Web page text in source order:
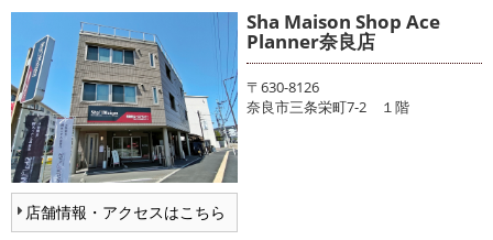
店舗情報・アクセスはこちら
Sha Maison Shop Ace
Planner奈良店
〒630-8126
奈良市三条栄町7-2 １階